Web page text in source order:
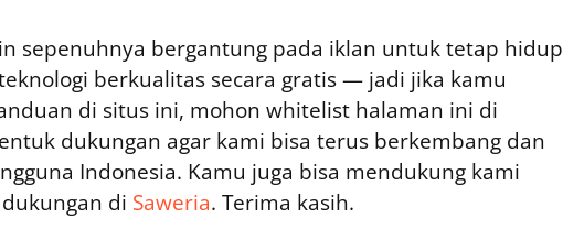
sepenuhnya bergantung pada iklan untuk tetap hidup
berkualitas secara gratis — jadi jika kamu
di situs ini, mohon whitelist halaman ini di
dukungan agar kami bisa terus berkembang dan
Indonesia. Kamu juga bisa mendukung kami
di Saweria. Terima kasih.